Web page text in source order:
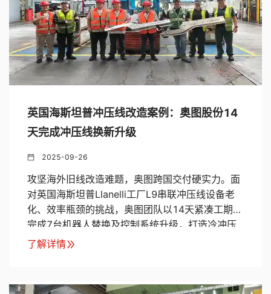
英国海斯坦普冲压线改造案例：奥图股份14
天完成冲压线换新升级
2025-09-26
攻坚海外旧线改造难题，奥图跨国交付硬实力。面
对英国海斯坦普Llanelli工厂L9串联冲压线设备老
化、效率瓶颈的挑战，奥图团队以14天紧凑工期，
完成7台机器人替换及控制系统升级，打造冷冲压
旧线改造跨国样板工程，获客户好评 “超出预期的
了解详情